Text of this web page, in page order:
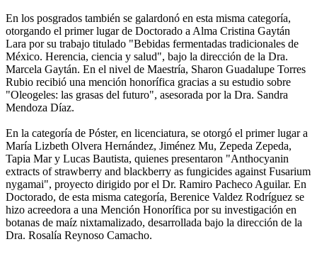
En los posgrados también se galardonó en esta misma categoría,
otorgando el primer lugar de Doctorado a Alma Cristina Gaytán
Lara por su trabajo titulado "Bebidas fermentadas tradicionales de
México. Herencia, ciencia y salud", bajo la dirección de la Dra.
Marcela Gaytán. En el nivel de Maestría, Sharon Guadalupe Torres
Rubio recibió una mención honorífica gracias a su estudio sobre
"Oleogeles: las grasas del futuro", asesorada por la Dra. Sandra
Mendoza Díaz.
En la categoría de Póster, en licenciatura, se otorgó el primer lugar a
María Lizbeth Olvera Hernández, Jiménez Mu, Zepeda Zepeda,
Tapia Mar y Lucas Bautista, quienes presentaron "Anthocyanin
extracts of strawberry and blackberry as fungicides against Fusarium
nygamai", proyecto dirigido por el Dr. Ramiro Pacheco Aguilar. En
Doctorado, de esta misma categoría, Berenice Valdez Rodríguez se
hizo acreedora a una Mención Honorífica por su investigación en
botanas de maíz nixtamalizado, desarrollada bajo la dirección de la
Dra. Rosalía Reynoso Camacho.